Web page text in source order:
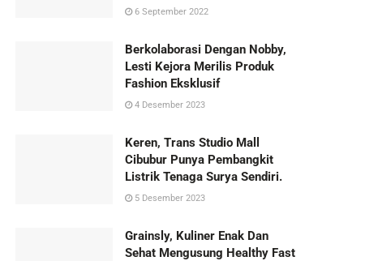
6 September 2022
Berkolaborasi Dengan Nobby,
Lesti Kejora Merilis Produk
Fashion Eksklusif
4 Desember 2023
Keren, Trans Studio Mall
Cibubur Punya Pembangkit
Listrik Tenaga Surya Sendiri.
5 Desember 2023
Grainsly, Kuliner Enak Dan
Sehat Mengusung Healthy Fast